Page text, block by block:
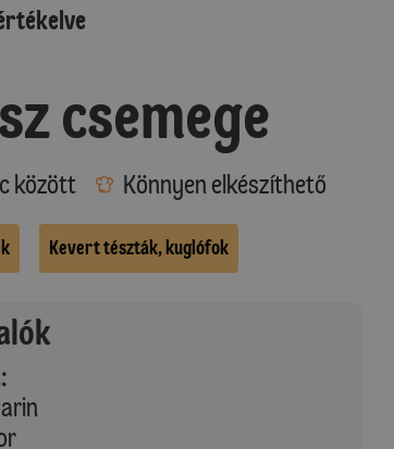
csemege
között Könnyen elkészíthető
Kevert tészták, kuglófok